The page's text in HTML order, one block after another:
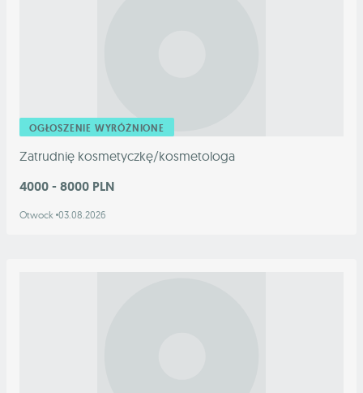
OGŁOSZENIE WYRÓŻNIONE
Zatrudnię kosmetyczkę/kosmetologa
4000 - 8000 PLN
Otwock 03.08.2026